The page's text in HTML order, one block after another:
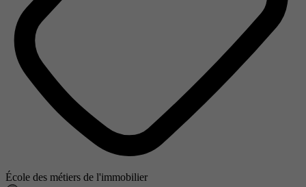
École des métiers de l'immobilier